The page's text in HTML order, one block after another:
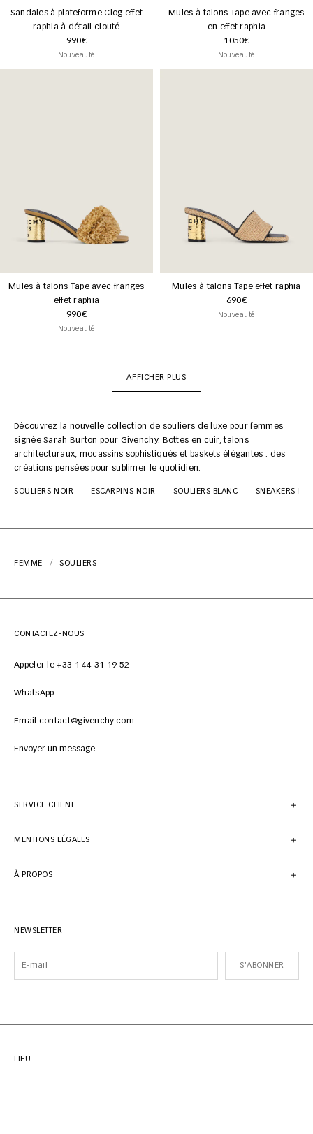
Sandales à plateforme Clog effet
raphia à détail clouté
990€
Nouveauté
Mules à talons Tape avec franges
en effet raphia
1050€
Nouveauté
Mules à talons Tape avec franges
effet raphia
990€
Nouveauté
Mules à talons Tape effet raphia
690€
Nouveauté
AFFICHER PLUS
Découvrez la nouvelle collection de souliers de luxe pour femmes
signée Sarah Burton pour Givenchy. Bottes en cuir, talons
architecturaux, mocassins sophistiqués et baskets élégantes : des
créations pensées pour sublimer le quotidien.
SOULIERS NOIR ESCARPINS NOIR SOULIERS BLANC SNEAKERS
FEMME SOULIERS
CONTACTEZ-NOUS
Appeler le +33 1 44 31 19 52
WhatsApp
Email contact@givenchy.com
Envoyer un message
SERVICE CLIENT
MENTIONS LÉGALES
À PROPOS
NEWSLETTER
S'ABONNER
LIEU